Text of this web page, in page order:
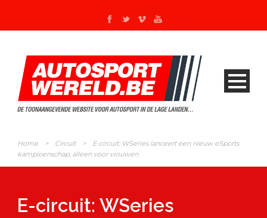
Home > Circuit >
E-circuit: WSeries lanceert een nieuw eSports
kampioenschap, alleen voor vrouwen
E-circuit: WSeries